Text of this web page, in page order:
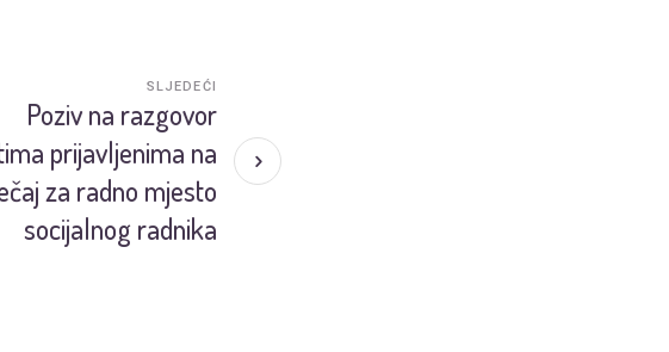
Poziv na razgovor
prijavljenima na
za radno mjesto
socijalnog radnika
SLJEDEĆI